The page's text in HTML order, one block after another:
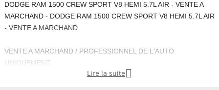
DODGE RAM 1500 CREW SPORT V8 HEMI 5.7L AIR - VENTE A
MARCHAND - DODGE RAM 1500 CREW SPORT V8 HEMI 5.7L AIR
- VENTE A MARCHAND
VENTE A MARCHAND / PROFESSIONNEL DE L'AUTO
UNIQUEMENT.
Lire la suite 